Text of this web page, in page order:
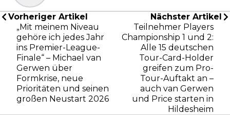
Vorheriger Artikel
„Mit meinem Niveau
gehöre ich jedes Jahr
ins Premier-League-
Finale“ – Michael van
Gerwen über
Formkrise, neue
Prioritäten und seinen
großen Neustart 2026
Nächster Artikel
Teilnehmer Players
Championship 1 und 2:
Alle 15 deutschen
Tour-Card-Holder
greifen zum Pro-
Tour-Auftakt an –
auch van Gerwen
und Price starten in
Hildesheim